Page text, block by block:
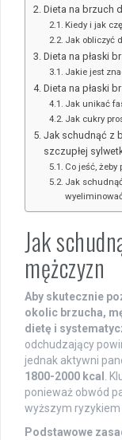
Dieta na brzuch
Kiedy i jak
Jak obliczyć
Dieta na płaski
Jakie jest
Dieta na płaski
Jak unikać
Jak cukry
Jak schudnąć z
szczupłej
Co jeść, żeby
Jak
Jak
mężczyzn
Aby skutecznie
okolic brzucha,
dietę i
odchudzający
jednak aktywni
1800-2000 kcal
.
ponieważ obwód
wyższym ryzykiem
Podstawowe